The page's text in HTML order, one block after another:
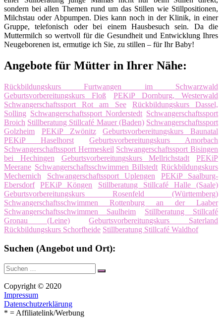
sondern bei allen Themen rund um das Stillen wie Stillpositionen,
Milchstau oder Abpumpen. Dies kann noch in der Klinik, in einer
Gruppe, telefonisch oder bei einem Hausbesuch sein. Da die
Muttermilch so wertvoll für die Gesundheit und Entwicklung Ihres
Neugeborenen ist, ermutige ich Sie, zu stillen – für Ihr Baby!
Angebote für Mütter in Ihrer Nähe:
Rückbildungskurs Furtwangen im Schwarzwald
Geburtsvorbereitungskurs Floß
PEKiP Dornburg, Westerwald
Schwangerschaftssport Rot am See
Rückbildungskurs Dassel,
Solling Schwangerschaftssport Norderstedt Schwangerschaftssport
Broich Stillberatung Stillcafé Mauer (Baden) Schwangerschaftssport
Golzheim
PEKiP Zwönitz
Geburtsvorbereitungskurs Baunatal
PEKiP Haselhorst
Geburtsvorbereitungskurs Amorbach
Schwangerschaftssport Hermeskeil Schwangerschaftssport Bisingen
bei Hechingen
Geburtsvorbereitungskurs Mellrichstadt
PEKiP
Meerane Schwangerschaftsschwimmen Billstedt Rückbildungskurs
Mechernich
Schwangerschaftssport Uplengen
PEKiP Saalburg-
Ebersdorf
PEKiP Köngen
Stillberatung Stillcafé Halle (Saale)
Geburtsvorbereitungskurs Rosenfeld (Württemberg)
Schwangerschaftsschwimmen Rottenburg an der Laaber
Schwangerschaftsschwimmen Saulheim
Stillberatung Stillcafé
Gronau (Leine)
Geburtsvorbereitungskurs Saterland
Rückbildungskurs Schorfheide Stillberatung Stillcafé Waldhof
Suchen (Angebot und Ort):
Suche
nach:
Suchen
Copyright © 2020
Impressum
Datenschutzerklärung
* = Affiliatelink/Werbung